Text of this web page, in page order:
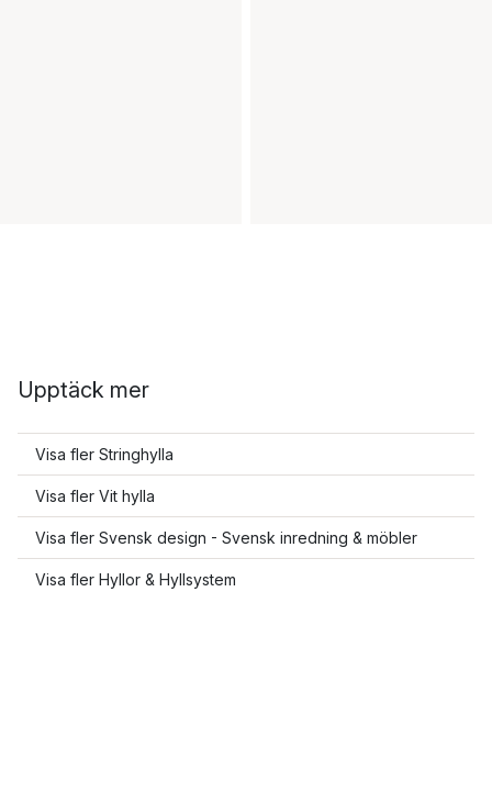
Upptäck mer
Visa fler Stringhylla
Visa fler Vit hylla
Visa fler Svensk design - Svensk inredning & möbler
Visa fler Hyllor & Hyllsystem